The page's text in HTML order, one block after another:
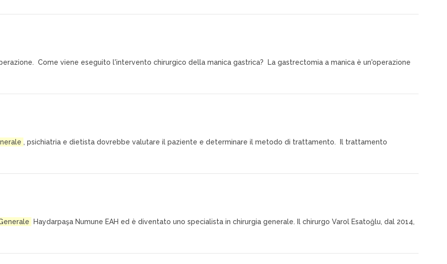
Come viene eseguito l'intervento chirurgico della manica gastrica? La gastrectomia a manica è un'operazione
, psichiatria e dietista dovrebbe valutare il paziente e determinare il metodo di trattamento. Il trattamento
Haydarpaşa Numune EAH ed è diventato uno specialista in chirurgia generale. Il chirurgo Varol Esatoğlu, dal 2014,